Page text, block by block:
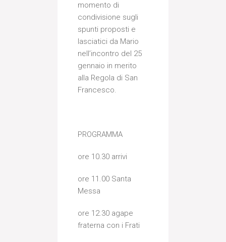
momento di
condivisione sugli
spunti proposti e
lasciatici da Mario
nell’incontro del 25
gennaio in merito
alla Regola di San
Francesco.
PROGRAMMA
ore 10.30 arrivi
ore 11.00 Santa
Messa
ore 12.30 agape
fraterna con i Frati